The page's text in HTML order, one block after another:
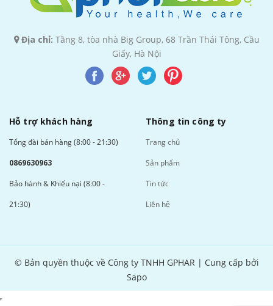
Địa chỉ: Tầng 8, tòa nhà Big Group, 68 Trần Thái Tông, Cầu
Giấy, Hà Nội
Hỗ trợ khách hàng
Tổng đài bán hàng (8:00 - 21:30)
0869630963
Bảo hành & Khiếu nại (8:00 -
21:30)
Thông tin công ty
Trang chủ
Sản phẩm
Tin tức
Liên hệ
© Bản quyền thuộc về Công ty TNHH GPHAR | Cung cấp bởi
Sapo